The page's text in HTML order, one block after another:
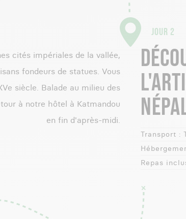
JOUR 2
Transport :
Repas
cités impériales de la vallée,
fondeurs de statues. Vous
siècle. Balade au milieu des
à notre hôtel à Katmandou
en fin d'après-midi.